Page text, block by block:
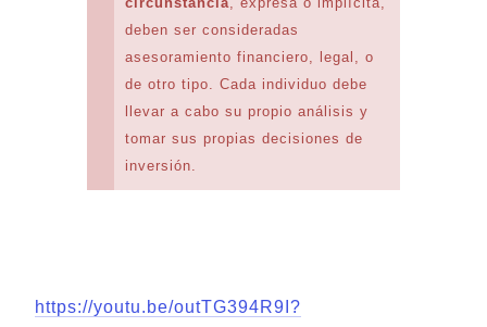
deben ser consideradas
asesoramiento financiero, legal, o
de otro tipo. Cada individuo debe
llevar a cabo su propio análisis y
tomar sus propias decisiones de
inversión.
https://youtu.be/outTG394R9I?